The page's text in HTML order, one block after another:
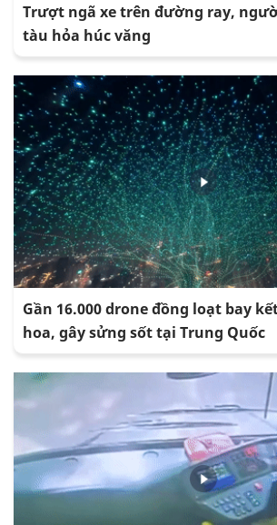
Trượt ngã xe trên đường ray,
tàu hỏa húc văng
Gần 16.000 drone đồng loạt bay
hoa, gây sửng sốt tại Trung Quốc